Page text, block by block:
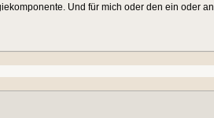
Und für mich oder den ein oder